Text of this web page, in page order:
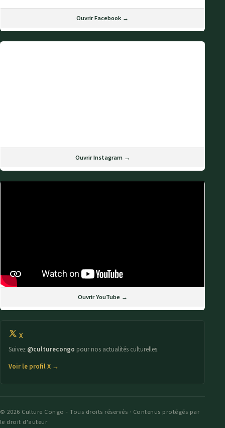
Ouvrir Facebook →
Ouvrir Instagram →
Ouvrir YouTube →
X
Suivez @culturecongo pour nos actualités culturelles.
Voir le profil X →
© 2026 Culture Congo - Tous droits réservés · Contenus protégés par
le droit d'auteur